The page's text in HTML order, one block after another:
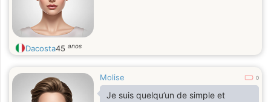
Dacosta45 anos
Molise 0
Je suis quelqu’un de simple et